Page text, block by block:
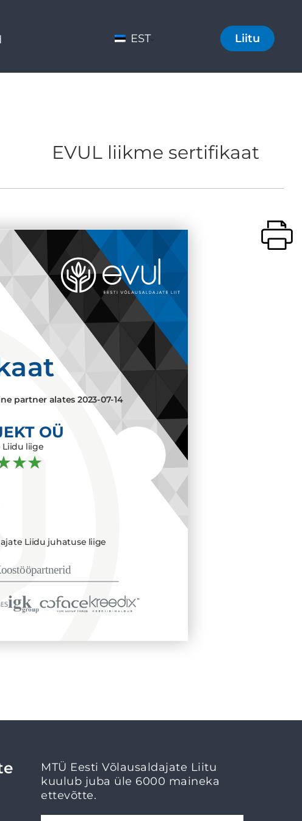
EST Liitu
EVUL liikme sertifikaat
partner alates 2023-07-14
OÜ
Liidu liige
Liidu juhatuse liige
MTÜ Eesti Võlausaldajate Liitu
kuulub juba üle 6000 maineka
ettevõtte.